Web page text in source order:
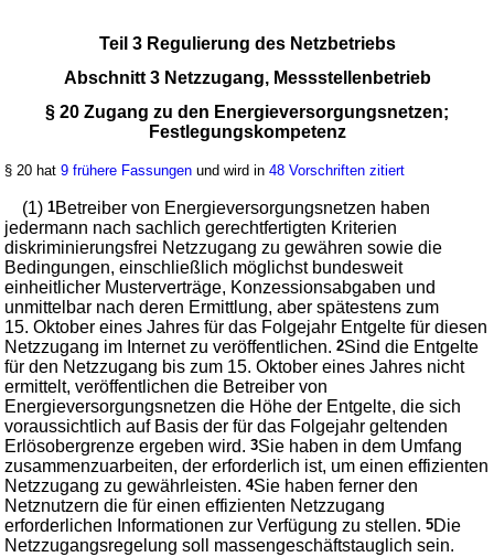
Teil 3 Regulierung des Netzbetriebs
Abschnitt 3 Netzzugang, Messstellenbetrieb
§ 20 Zugang zu den Energieversorgungsnetzen;
Festlegungskompetenz
§ 20 hat9 frühere Fassungen und wird in48 Vorschriften zitiert
(1)1Betreiber von Energieversorgungsnetzen haben
jedermann nach sachlich gerechtfertigten Kriterien
diskriminierungsfrei Netzzugang zu gewähren sowie die
Bedingungen, einschließlich möglichst bundesweit
einheitlicher Musterverträge, Konzessionsabgaben und
unmittelbar nach deren Ermittlung, aber spätestens zum
15. Oktober eines Jahres für das Folgejahr Entgelte für diesen
Netzzugang im Internet zu veröffentlichen.2Sind die Entgelte
für den Netzzugang bis zum 15. Oktober eines Jahres nicht
ermittelt, veröffentlichen die Betreiber von
Energieversorgungsnetzen die Höhe der Entgelte, die sich
voraussichtlich auf Basis der für das Folgejahr geltenden
Erlösobergrenze ergeben wird.3Sie haben in dem Umfang
zusammenzuarbeiten, der erforderlich ist, um einen effizienten
Netzzugang zu gewährleisten.4Sie haben ferner den
Netznutzern die für einen effizienten Netzzugang
erforderlichen Informationen zur Verfügung zu stellen.5Die
Netzzugangsregelung soll massengeschäftstauglich sein.